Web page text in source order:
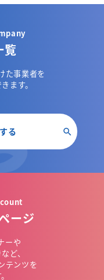
覧
た事業者を
ます。
る
ージ
ーや
ど、
テンツを